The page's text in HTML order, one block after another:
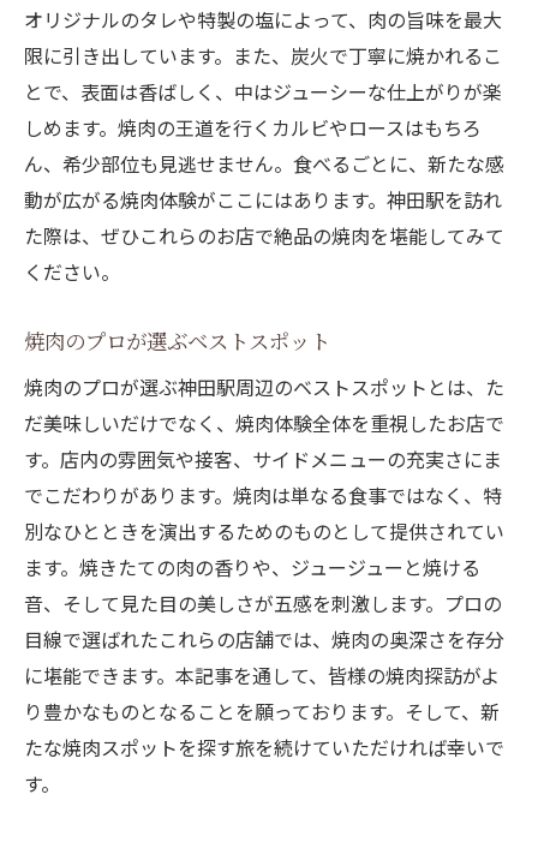
オリジナルのタレや特製の塩によって、肉の旨味を最大
限に引き出しています。また、炭火で丁寧に焼かれるこ
とで、表面は香ばしく、中はジューシーな仕上がりが楽
しめます。焼肉の王道を行くカルビやロースはもちろ
ん、希少部位も見逃せません。食べるごとに、新たな感
動が広がる焼肉体験がここにはあります。神田駅を訪れ
た際は、ぜひこれらのお店で絶品の焼肉を堪能してみて
ください。
焼肉のプロが選ぶベストスポット
焼肉のプロが選ぶ神田駅周辺のベストスポットとは、た
だ美味しいだけでなく、焼肉体験全体を重視したお店で
す。店内の雰囲気や接客、サイドメニューの充実さにま
でこだわりがあります。焼肉は単なる食事ではなく、特
別なひとときを演出するためのものとして提供されてい
ます。焼きたての肉の香りや、ジュージューと焼ける
音、そして見た目の美しさが五感を刺激します。プロの
目線で選ばれたこれらの店舗では、焼肉の奥深さを存分
に堪能できます。本記事を通して、皆様の焼肉探訪がよ
り豊かなものとなることを願っております。そして、新
たな焼肉スポットを探す旅を続けていただければ幸いで
す。